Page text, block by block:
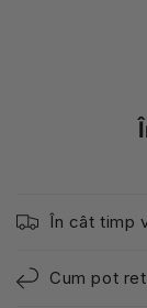
În cât timp
Cum pot